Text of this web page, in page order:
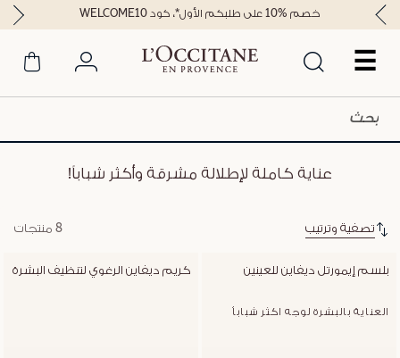
☰
خصم %10 على طلبكم الأول*، كود WELCOME10
عناية كاملة لإطلالة مشرقة وأكثر شباباً!
تصفية وترتيب 8 منتجات
بلسم إيمورتل ديفاين للعينين
العناية بالبشرة لوجه اكثر شباباُ
كريم ديفاين الرغوي لتنظيف البشرة